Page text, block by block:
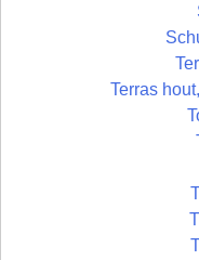
Terras